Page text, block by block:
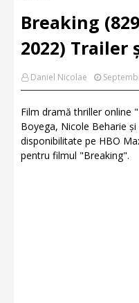
Breaking
2022) Trailer
Daniel Nicolae
Film dramă thriller online
Boyega, Nicole Beharie
disponibilitate pe HBO
pentru filmul "Breaking".